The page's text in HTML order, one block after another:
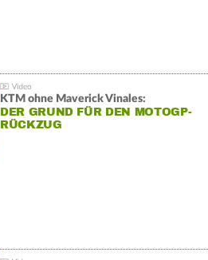
KTM ohne Maverick Vinales:
DER GRUND FÜR DEN MOTOGP-
RÜCKZUG